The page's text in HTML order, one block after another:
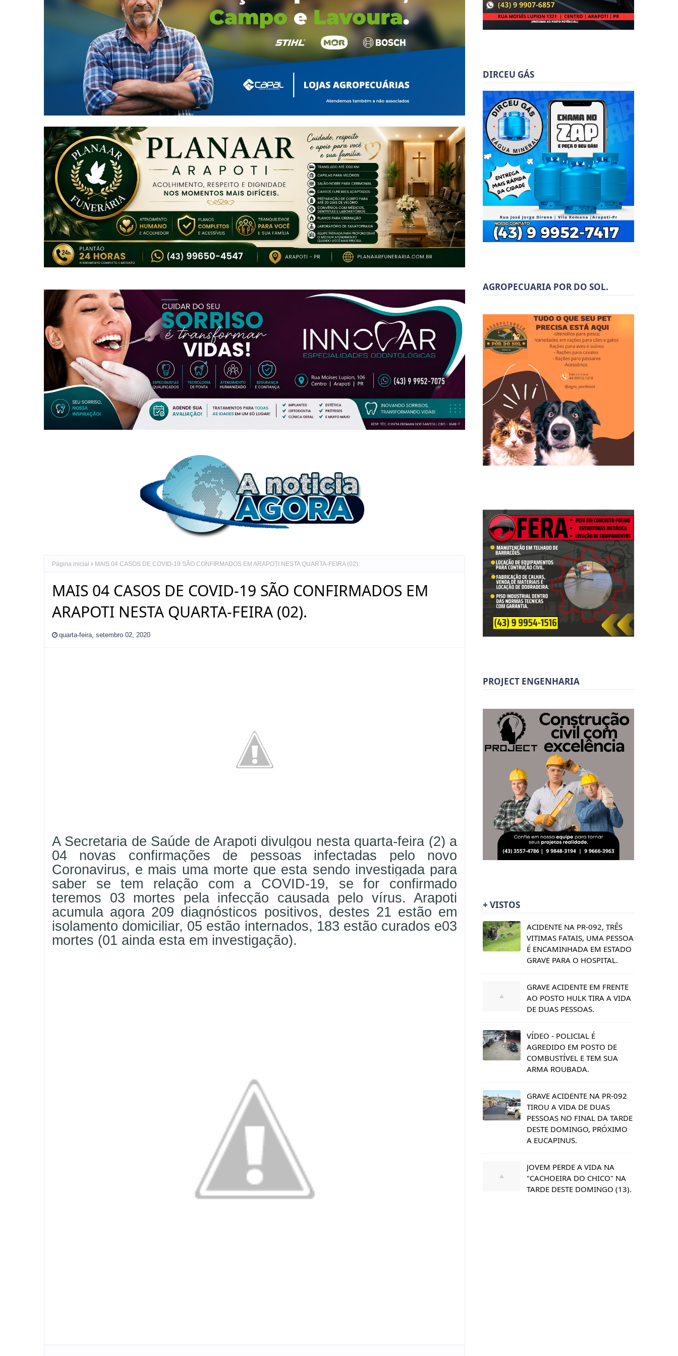
Página inicial MAIS 04 CASOS DE COVID-19 SÃO CONFIRMADOS EM ARAPOTI NESTA QUARTA-FEIRA (02).
MAIS 04 CASOS DE COVID-19 SÃO CONFIRMADOS EM
ARAPOTI NESTA QUARTA-FEIRA (02).
quarta-feira, setembro 02, 2020
A Secretaria de Saúde de Arapoti divul gou nesta quarta-feira (2) a
04 novas confirmações de pessoas infectadas pelo novo
Coronavirus, e mais uma morte que esta sendo investigada para
saber se tem relação com a COVID-19, se for confirmado
teremos 03 mortes pela infecção causada pelo vírus. Arapoti
acumula agora 209 diagnósticos positivos, destes 21 estão em
isolamento domiciliar, 05 estão internados, 183 estão curados e03
mortes (01 ainda esta em investigação).
DIRCEU GÁS
AGROPECUARIA POR DO SOL.
PROJECT ENGENHARIA
+ VISTOS
ACIDENTE NA PR-092, TRÊS
VITIMAS FATAIS, UMA PESSOA
É ENCAMINHADA EM ESTADO
GRAVE PARA O HOSPITAL.
GRAVE ACIDENTE EM FRENTE
AO POSTO HULK TIRA A VIDA
DE DUAS PESSOAS.
VÍDEO - POLICIAL É
AGREDIDO EM POSTO DE
COMBUSTÍVEL E TEM SUA
ARMA ROUBADA.
GRAVE ACIDENTE NA PR-092
TIROU A VIDA DE DUAS
PESSOAS NO FINAL DA TARDE
DESTE DOMINGO, PRÓXIMO
A EUCAPINUS.
JOVEM PERDE A VIDA NA
"CACHOEIRA DO CHICO" NA
TARDE DESTE DOMINGO (13).